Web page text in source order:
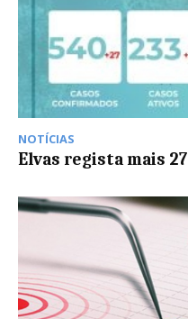
NOTÍCIAS
Elvas regista mais